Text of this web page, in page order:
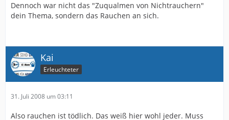
Dennoch war nicht das "Zuqualmen von Nichtrauchern"
dein Thema, sondern das Rauchen an sich.
Kai
Erleuchteter
31. Juli 2008 um 03:11
Also rauchen ist tödlich. Das weiß hier wohl jeder. Muss